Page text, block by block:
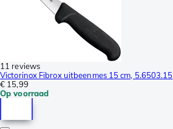
11 reviews
Victorinox Fibrox uitbeenmes 15 cm, 5.6503.15
€ 15,99
Op voorraad